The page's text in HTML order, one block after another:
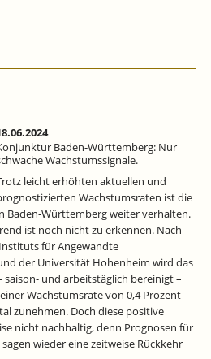
Baden-Württemberg: Nur
Wachstumssignale.
leicht erhöhten aktuellen und
Wachstumsraten ist die
Baden-Württemberg weiter verhalten.
ist noch nicht zu erkennen. Nach
für Angewandte
der Universität Hohenheim wird das
und arbeitstäglich bereinigt –
Wachstumsrate von 0,4 Prozent
zunehmen. Doch diese positive
nicht nachhaltig, denn Prognosen für
wieder eine zeitweise Rückkehr